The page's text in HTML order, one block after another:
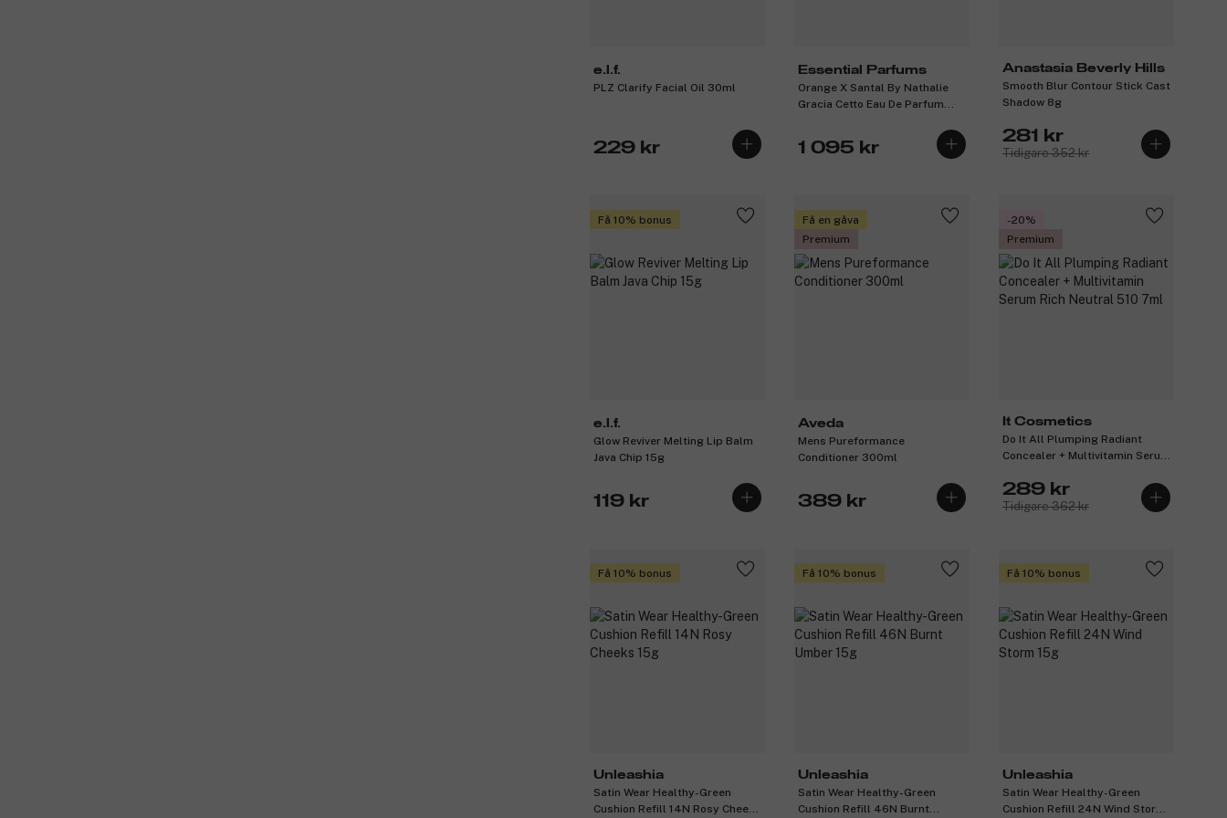
e.l.f.
PLZ Clarify Facial Oil 30ml
229 kr
Essential Parfums
Orange X Santal By Nathalie
Gracia Cetto Eau De Parfum
1 095 kr
Anastasia Beverly Hills
Smooth Blur Contour Stick Cast
Shadow 8g
281 kr
Tidigare 352 kr
Få 10% bonus
e.l.f.
Glow Reviver Melting Lip Balm
Java Chip 15g
119 kr
Få en gåva
Premium
Aveda
Mens Pureformance
Conditioner 300ml
389 kr
-20%
Premium
It Cosmetics
Do It All Plumping Radiant
Concealer + Multivitamin Serum
289 kr
Tidigare 362 kr
Få 10% bonus
Unleashia
Satin Wear Healthy-Green
Cushion Refill 14N Rosy Cheeks
Få 10% bonus
Unleashia
Satin Wear Healthy-Green
Cushion Refill 46N Burnt
Få 10% bonus
Unleashia
Satin Wear Healthy-Green
Cushion Refill 24N Wind Storm